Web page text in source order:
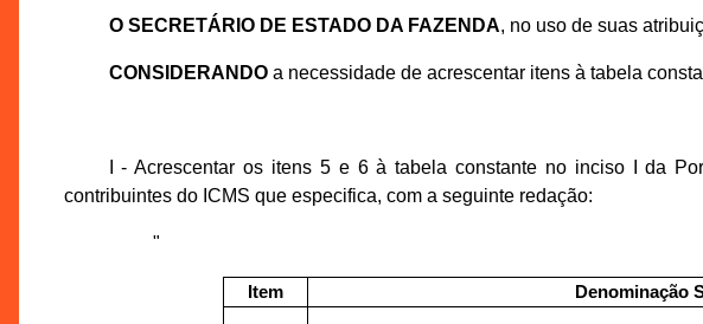
O SECRETÁRIO DE ESTADO DA FAZENDA, no uso de suas
CONSIDERANDOa necessidade de acrescentar itens à tabela
I - Acrescentar os itens 5 e 6 à tabela constante no inciso I da
contribuintes do ICMS que especifica, com a seguinte redação:
"
Item Denominação